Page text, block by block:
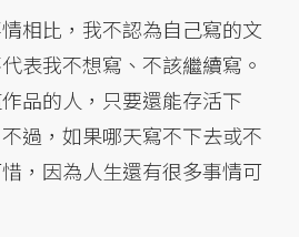
相比，我不認為自己寫的文
表我不想寫、不該繼續寫。
品的人，只要還能存活下
過，如果哪天寫不下去或不
，因為人生還有很多事情可